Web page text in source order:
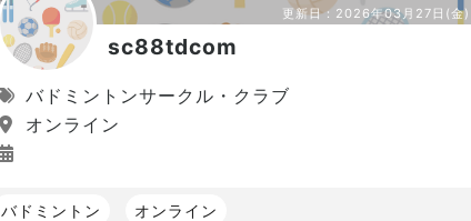
更新日： 2026年03月27日(金)
sc88tdcom
バドミントンサークル・クラブ
オンライン
バドミントン オンライン